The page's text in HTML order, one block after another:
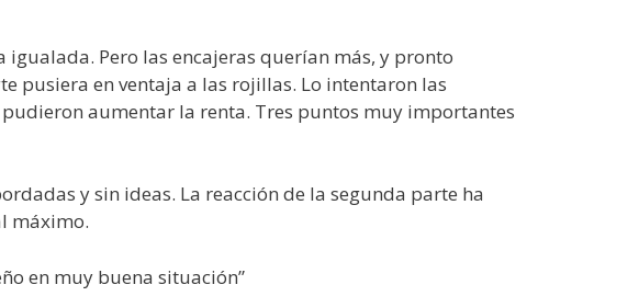
Pero las encajeras querían más, y pronto
pusiera en ventaja a las rojillas. Lo intentaron las
aumentar la renta. Tres puntos muy importantes
y sin ideas. La reacción de la segunda parte ha
máximo.
en muy buena situación”